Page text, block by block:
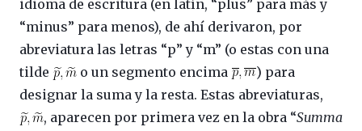
idioma de escritura (en latín, “plus” para más y
“minus” para menos), de ahí derivaron, por
abreviatura las letras “p” y “m” (o estas con una
tilde
o un segmento encima
) para
designar la suma y la resta. Estas abreviaturas,
, aparecen por primera vez en la obra “Summa